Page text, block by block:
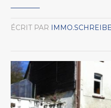
ÉCRIT PAR